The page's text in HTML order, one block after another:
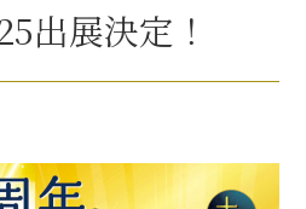
デルコース
出展決定！